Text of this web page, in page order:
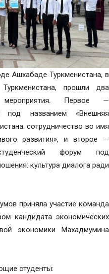
Ашхабаде Туркменистана, в
прошли два
мероприятия. Первое —
под названием «Внешняя
сотрудничество во имя
развития», и второе —
форум под
культура диалога ради
приняла участие команда
кандидата экономических
экономики Махадмумина
студенты: